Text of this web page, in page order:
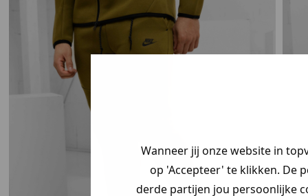
Wanneer jij onze website in
op 'Accepteer' te klikken. De
derde partijen jou persoonlijke
Vertel ons
zoek bent en